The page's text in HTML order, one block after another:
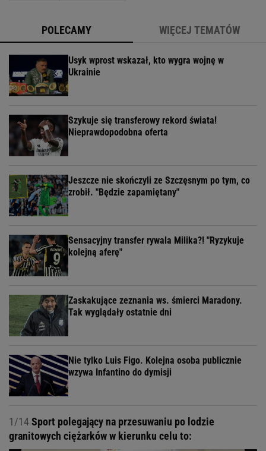
POLECAMY WIĘCEJ TEMATÓW
Usyk wprost wskazał, kto wygra wojnę w
Ukrainie
Szykuje się transferowy rekord świata!
Nieprawdopodobna oferta
Jeszcze nie skończyli ze Szczęsnym po tym, co
zrobił. "Będzie zapamiętany"
Sensacyjny transfer rywala Milika?! "Ryzykuje
kolejną aferę"
Zaskakujące zeznania ws. śmierci Maradony.
Tak wyglądały ostatnie dni
Nie tylko Luis Figo. Kolejna osoba publicznie
wzywa Infantino do dymisji
1/14Sport polegający na przesuwaniu po lodzie
granitowych ciężarków w kierunku celu to: